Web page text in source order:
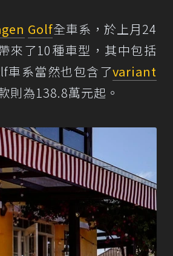
Golf全車系，於上月24
來了10種車型，其中包括
車系當然也包含了variant
則為138.8萬元起。